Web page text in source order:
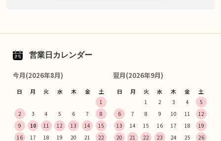
営業日カレンダー
今月(2026年8月)
日 月 火 水 木 金 土
1
2
3 4 5 6 7
8
9
10 11 12 13 14
15
16
17 18 19 20 21
22
翌月(2026年9月)
日 月 火 水 木 金 土
1 2 3 4
5
6
7 8 9 10 11
12
13
14 15 16 17 18
19
20
21 22 23 24 25
26